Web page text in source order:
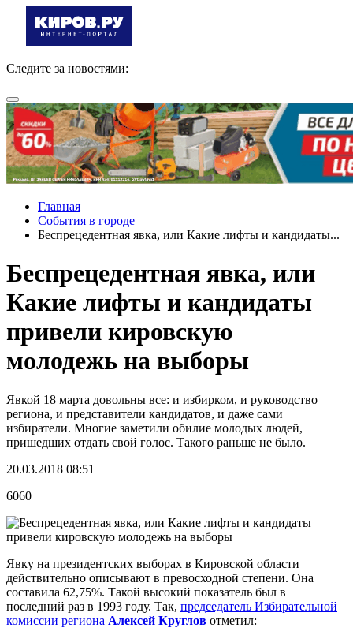
Следите за новостями:
Главная
События в городе
Беспрецедентная явка, или Какие лифты и кандидаты...
Беспрецедентная явка, или
Какие лифты и кандидаты
привели кировскую
молодежь на выборы
Явкой 18 марта довольны все: и избирком, и руководство
региона, и представители кандидатов, и даже сами
избиратели. Многие заметили обилие молодых людей,
пришедших отдать свой голос. Такого раньше не было.
20.03.2018 08:51
6060
Явку на президентских выборах в Кировской области
действительно описывают в превосходной степени. Она
составила 62,75%. Такой высокий показатель был в
последний раз в 1993 году. Так, председатель Избирательной
комиссии региона Алексей Круглов отметил: